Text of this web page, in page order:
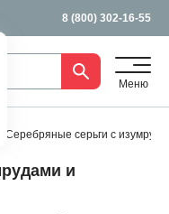
8 (800) 302-16-55
Меню
Серебряные серьги с
и